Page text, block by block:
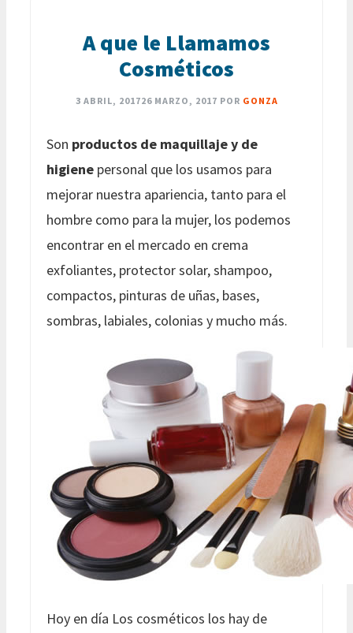
A que le Llamamos
Cosméticos
3 ABRIL, 201726 MARZO, 2017 POR GONZA
Son productos de maquillaje y de
higiene personal que los usamos para
mejorar nuestra apariencia, tanto para el
hombre como para la mujer, los podemos
encontrar en el mercado en crema
exfoliantes, protector solar, shampoo,
compactos, pinturas de uñas, bases,
sombras, labiales, colonias y mucho más.
Hoy en día Los cosméticos los hay de